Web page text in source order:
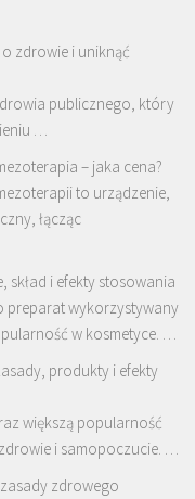
zdrowie i uniknąć
publicznego, który
…
– jaka cena?
to urządzenie,
łącząc
skład i efekty stosowania
preparat wykorzystywany
w kosmetyce. …
produkty i efekty
większą popularność
i samopoczucie. …
zdrowego